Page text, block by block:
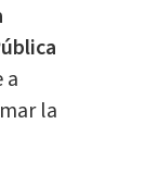
a
la